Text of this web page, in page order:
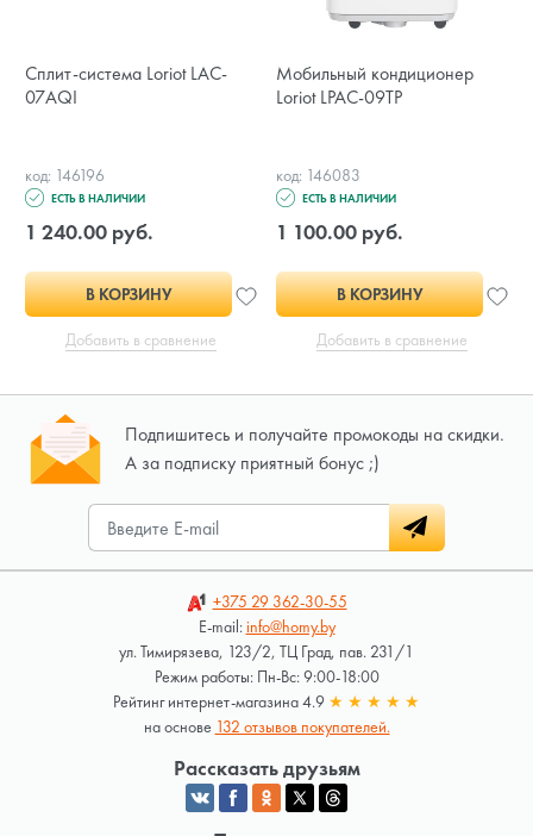
Сплит-система Loriot LAC-
07AQI
код: 146196
ЕСТЬ В НАЛИЧИИ
1 240.00 руб.
В КОРЗИНУ
Добавить в сравнение
Мобильный кондиционер
Loriot LPAC-09TP
код: 146083
ЕСТЬ В НАЛИЧИИ
1 100.00 руб.
В КОРЗИНУ
Добавить в сравнение
Подпишитесь и получайте промокоды на скидки.
А за подписку приятный бонус ;)
+375 29362-30-55
E-mail:info@homy.by
ул. Тимирязева, 123/2, ТЦ Град, пав. 231/1
Режим работы: Пн-Вс: 9:00-18:00
Рейтинг интернет-магазина 4.9 ★ ★ ★ ★ ★
на основе 132 отзывов покупателей.
Рассказать друзьям